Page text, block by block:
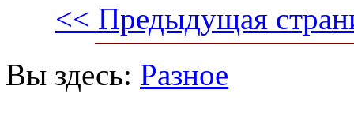
<< Предыдущая
Вы здесь: Разное